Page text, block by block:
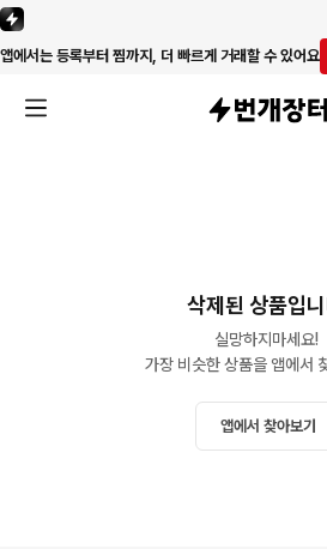
앱에서는 등록부터 찜까지, 더 빠르게 거래할 수 있어요
삭제된 상품입
실망하지마세요!
가장 비슷한 상품을 앱에서
앱에서 찾아보기